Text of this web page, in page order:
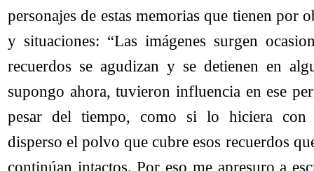
personajes de estas memorias que tienen por
y situaciones: “Las imágenes surgen
recuerdos se agudizan y se detienen en
supongo ahora, tuvieron influencia en ese
pesar del tiempo, como si lo hiciera con
disperso el polvo que cubre esos recuerdos
continúan intactos. Por eso me apresuro a